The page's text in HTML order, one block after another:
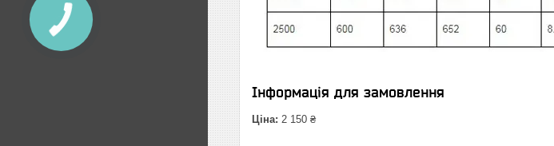
Інформація для замовлення
Ціна: 2 150 ₴